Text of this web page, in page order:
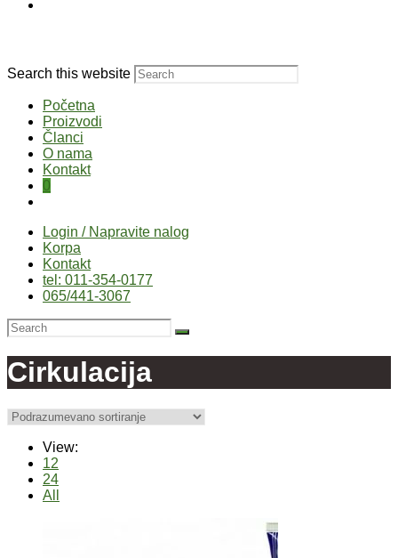
Search this website
Početna
Proizvodi
Članci
O nama
Kontakt
0
Login / Napravite nalog
Korpa
Kontakt
tel: 011-354-0177
065/441-3067
Cirkulacija
View:
12
24
All